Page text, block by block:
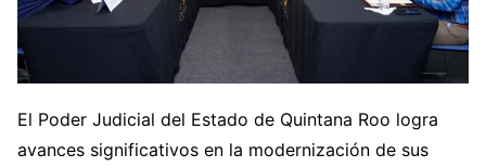
El Poder Judicial del Estado de Quintana Roo logra
avances significativos en la modernización de sus